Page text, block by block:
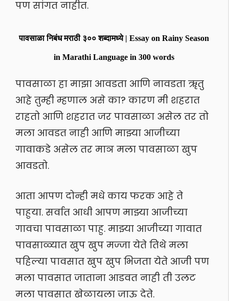
पण सांगत नाहीत.
पावसाळा निबंध मराठी ३०० शब्दामध्ये | Essay on Rainy Season
in Marathi Language in 300 words
पावसाळा हा माझा आवडता आणि नावडता ॠतु
आहे तुम्ही म्हणाल असे का? कारण मी शहरात
राहतो आणि शहरात जर पावसाळा असेल तर तो
मला आवडत नाही आणि माझ्या आजीच्या
गावाकडे असेल तर माञ मला पावसाळा खुप
आवडतो.
आता आपण दोन्ही मधे काय फरक आहे ते
पाहुया. सर्वात आधी आपण माझ्या आजीच्या
गावचा पावसाळा पाहु. माझ्या आजीच्या गावात
पावसाळ्यात खुप खुप मज्जा येते तिथे मला
पहिल्या पावसात खुप खुप भिजता येते आजी पण
मला पावसात जाताना आडवत नाही ती उलट
मला पावसात खेळायला जाऊ देते.